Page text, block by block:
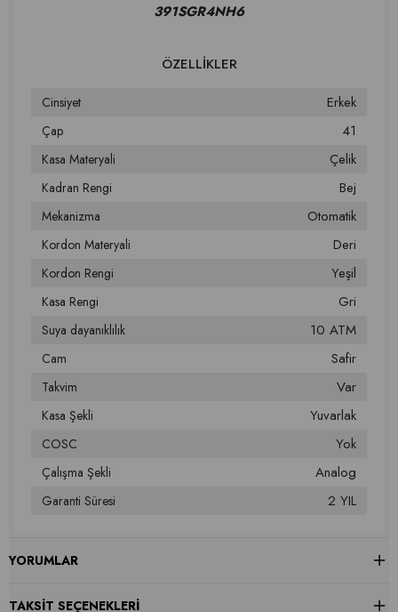
391SGR4NH6
Cinsiyet Erkek
Çap 41
Kasa Materyali Çelik
Kadran Rengi Bej
Mekanizma Otomatik
Kordon Materyali Deri
Kordon Rengi Yeşil
Kasa Rengi Gri
Suya dayanıklılık 10 ATM
Cam Safir
Takvim Var
Kasa Şekli Yuvarlak
COSC Yok
Çalışma Şekli Analog
Garanti Süresi 2 YIL
YORUMLAR
TAKSIT SEÇENEKLERI